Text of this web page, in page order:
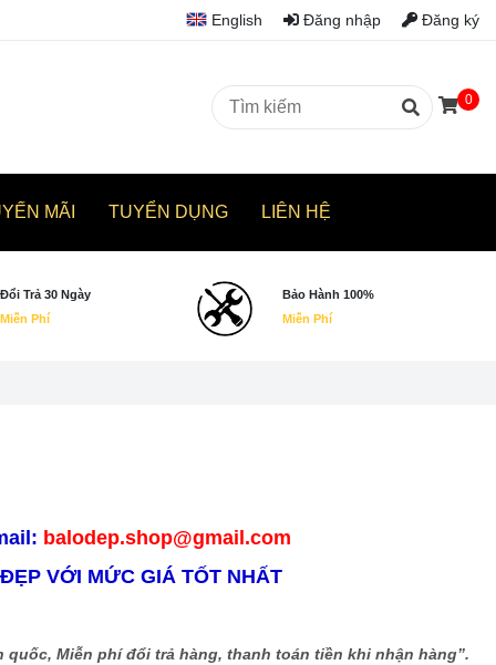
balodep.shop@gmail.com
VỚI MỨC GIÁ TỐT NHẤT
Miễn phí đổi trả hàng, thanh toán tiền khi nhận hàng”.
English Đăng nhập Đăng ký
0
MÃI TUYỂN DỤNG LIÊN HỆ
Đổi Trả 30 Ngày
Miễn Phí
Bảo Hành 100%
Miễn Phí